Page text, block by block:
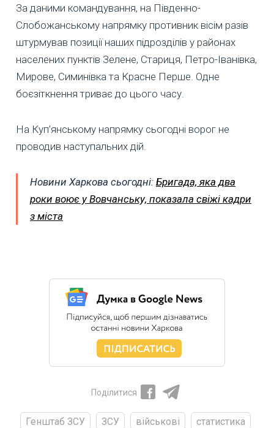
За даними командування, на Південно-
Слобожанському напрямку противник вісім разів
штурмував позиції наших підрозділів у районах
населених пунктів Зелене, Стариця, Петро-Іванівка,
Мирове, Симинівка та Красне Перше. Одне
боєзіткнення триває до цього часу.
На Куп’янському напрямку сьогодні ворог не
проводив наступальних дій.
Новини Харкова сьогодні: Бригада, яка два
роки воює у Вовчанську, показала свіжі кадри
з міста
Поділитися
Генштаб ЗСУ ЗСУ військові
статистика